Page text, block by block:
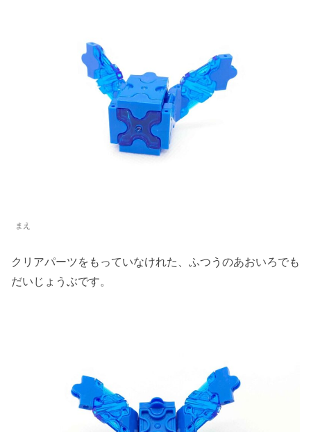
まえ
クリアパーツをもっていなけれた、ふつうのあおいろでも
だいじょうぶです。